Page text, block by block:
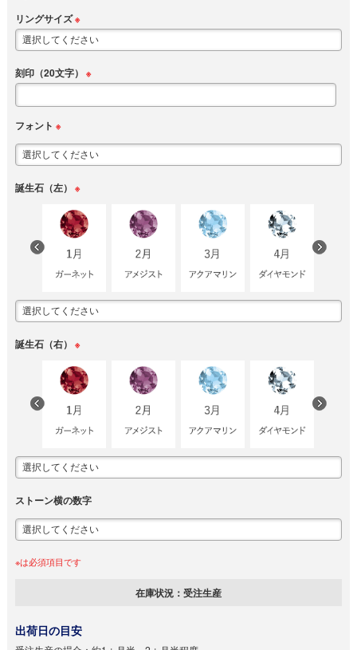
リングサイズ※
刻印（20文字） ※
フォント ※
誕生石（左） ※
誕生石（右） ※
ストーン横の数字
※は必須項目です
在庫状況： 受注生産
出荷日の目安